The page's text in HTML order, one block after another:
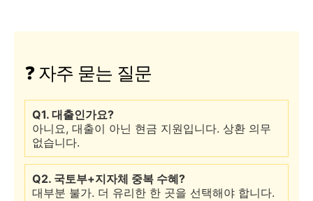
❓ 자주 묻는 질문
Q1. 대출인가요?
아니요, 대출이 아닌 현금 지원입니다. 상환 의무
없습니다.
Q2. 국토부+지자체 중복 수혜?
대부분 불가. 더 유리한 한 곳을 선택해야 합니다.